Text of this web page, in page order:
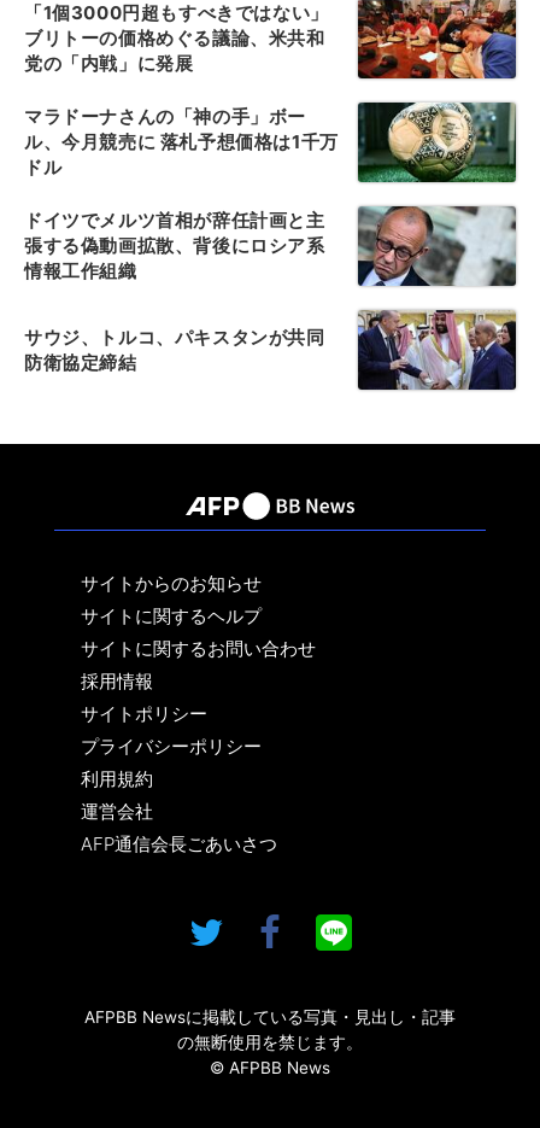
「1個3000円超もすべきではない」
ブリトーの価格めぐる議論、米共和
党の「内戦」に発展
マラドーナさんの「神の手」ボー
ル、今月競売に 落札予想価格は1千万
ドル
ドイツでメルツ首相が辞任計画と主
張する偽動画拡散、背後にロシア系
情報工作組織
サウジ、トルコ、パキスタンが共同
防衛協定締結
サイトからのお知らせ
サイトに関するヘルプ
サイトに関するお問い合わせ
採用情報
サイトポリシー
プライバシーポリシー
利用規約
運営会社
AFP通信会長ごあいさつ
AFPBB Newsに掲載している写真・見出し・記事
の無断使用を禁じます。
© AFPBB News